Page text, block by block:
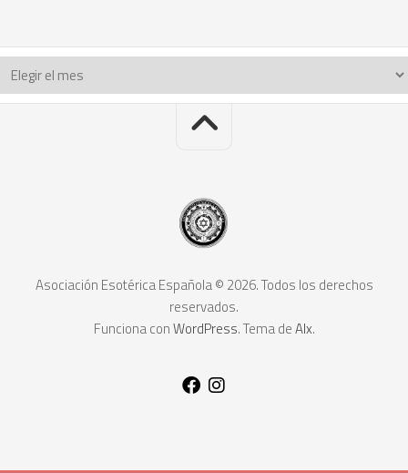
Asociación Esotérica Española © 2026. Todos los derechos
reservados.
Funciona conWordPress. Tema deAlx.